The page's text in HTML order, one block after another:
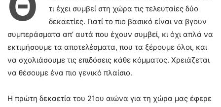
τι έχει συμβεί στη χώρα τις τελευταίες δύο
δεκαετίες. Γιατί το πιο βασικό είναι να βγουν
συμπεράσματα απ’ αυτά που έχουν συμβεί, κι όχι απλά να
εκτιμήσουμε τα αποτελέσματα, που τα ξέρουμε όλοι, και
να σχολιάσουμε τις επιδόσεις κάθε κόμματος. Χρειάζεται
να θέσουμε ένα πιο γενικό πλαίσιο.
Η πρώτη δεκαετία του 21ου αιώνα για τη χώρα μας έφερε